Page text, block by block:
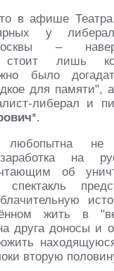
в афише
у
–
стоит лишь
было
для памяти",
либерал и
*.
любопытна не
на
об
жить в
друга доносы и
вторую